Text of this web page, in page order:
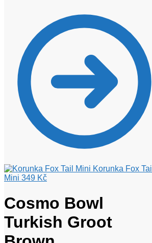
Korunka Fox Tail
Mini 349 Kč
Cosmo Bowl
Turkish Groot